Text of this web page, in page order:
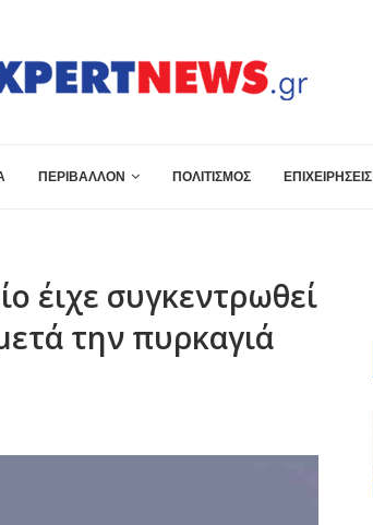
ΠΕΡΙΒΑΛΛΟΝ ΠΟΛΙΤΙΣΜΟΣ ΕΠΙΧΕΙΡΗΣΕΙΣ
έιχε συγκεντρωθεί
την πυρκαγιά